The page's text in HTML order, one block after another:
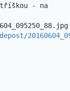
- na